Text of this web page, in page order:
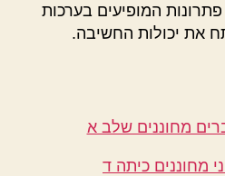
המופיעים בערכות
את יכולות החשיבה.
מחוננים שלב א
מחוננים כיתה ד